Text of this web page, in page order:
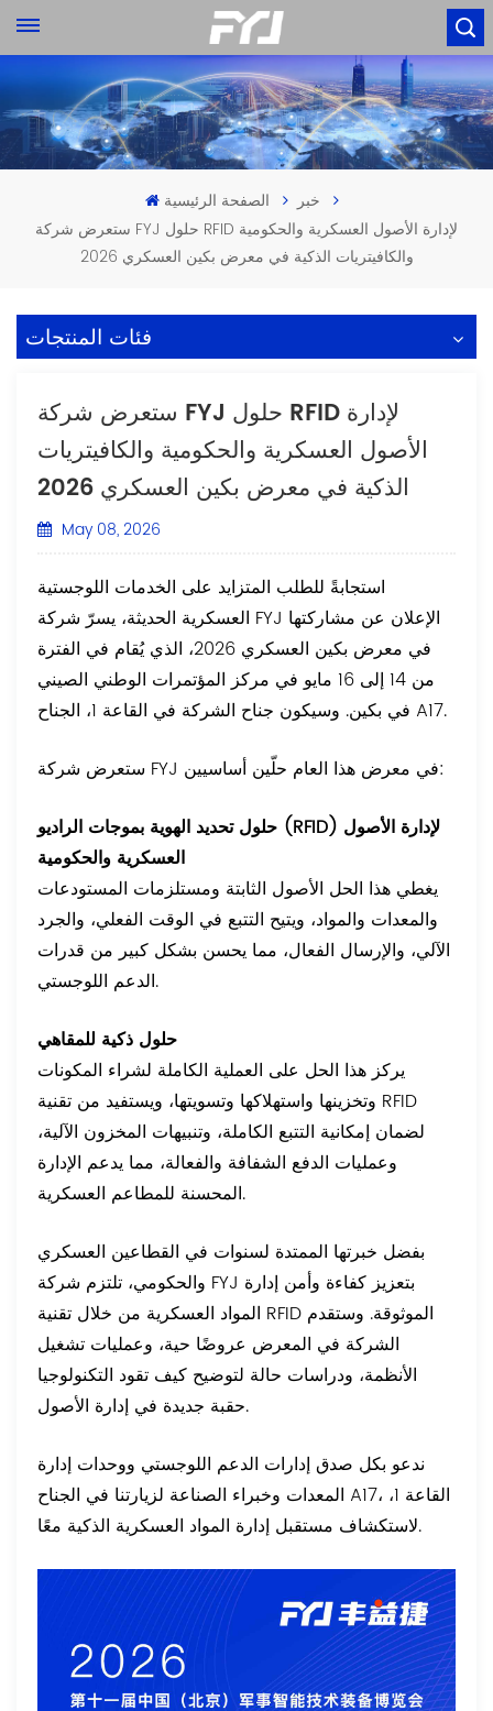
الصفحة الرئيسية
خبر
ستعرض شركة FYJ حلول RFID لإدارة الأصول العسكرية والحكومية
والكافيتريات الذكية في معرض بكين العسكري 2026
فئات المنتجات
ستعرض شركة FYJ حلول RFID لإدارة
الأصول العسكرية والحكومية والكافيتريات
الذكية في معرض بكين العسكري 2026
May 08, 2026
استجابةً للطلب المتزايد على الخدمات اللوجستية
العسكرية الحديثة، يسرّ شركة FYJ الإعلان عن مشاركتها
في معرض بكين العسكري 2026، الذي يُقام في الفترة
من 14 إلى 16 مايو في مركز المؤتمرات الوطني الصيني
في بكين. وسيكون جناح الشركة في القاعة 1، الجناح A17.
ستعرض شركة FYJ في معرض هذا العام حلّين أساسيين:
حلول تحديد الهوية بموجات الراديو (RFID) لإدارة الأصول
العسكرية والحكومية
يغطي هذا الحل الأصول الثابتة ومستلزمات المستودعات
والمعدات والمواد، ويتيح التتبع في الوقت الفعلي، والجرد
الآلي، والإرسال الفعال، مما يحسن بشكل كبير من قدرات
الدعم اللوجستي.
حلول ذكية للمقاهي
يركز هذا الحل على العملية الكاملة لشراء المكونات
وتخزينها واستهلاكها وتسويتها، ويستفيد من تقنية RFID
لضمان إمكانية التتبع الكاملة، وتنبيهات المخزون الآلية،
وعمليات الدفع الشفافة والفعالة، مما يدعم الإدارة
المحسنة للمطاعم العسكرية.
بفضل خبرتها الممتدة لسنوات في القطاعين العسكري
والحكومي، تلتزم شركة FYJ بتعزيز كفاءة وأمن إدارة
المواد العسكرية من خلال تقنية RFID الموثوقة. وستقدم
الشركة في المعرض عروضًا حية، وعمليات تشغيل
الأنظمة، ودراسات حالة لتوضيح كيف تقود التكنولوجيا
حقبة جديدة في إدارة الأصول.
ندعو بكل صدق إدارات الدعم اللوجستي ووحدات إدارة
المعدات وخبراء الصناعة لزيارتنا في الجناح A17، القاعة 1،
لاستكشاف مستقبل إدارة المواد العسكرية الذكية معًا.